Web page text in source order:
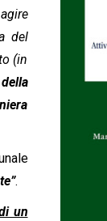
del
(in
.
un